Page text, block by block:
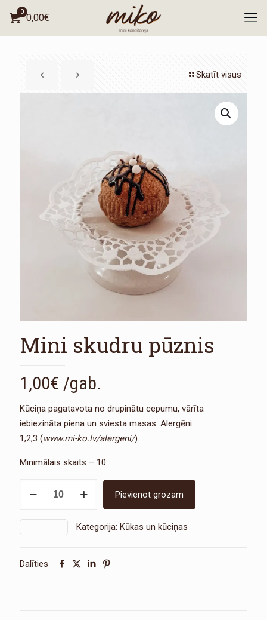
0
0,00€
Skatīt visus
Mini skudru pūznis
1,00€ /gab.
Kūciņa pagatavota no drupinātu cepumu, vārīta
iebiezināta piena un sviesta masas. Alergēni:
1;2;3 (www.mi-ko.lv/alergeni/).
Minimālais skaits – 10.
Pievienot grozam
Kategorija: Kūkas un kūciņas
Dalīties